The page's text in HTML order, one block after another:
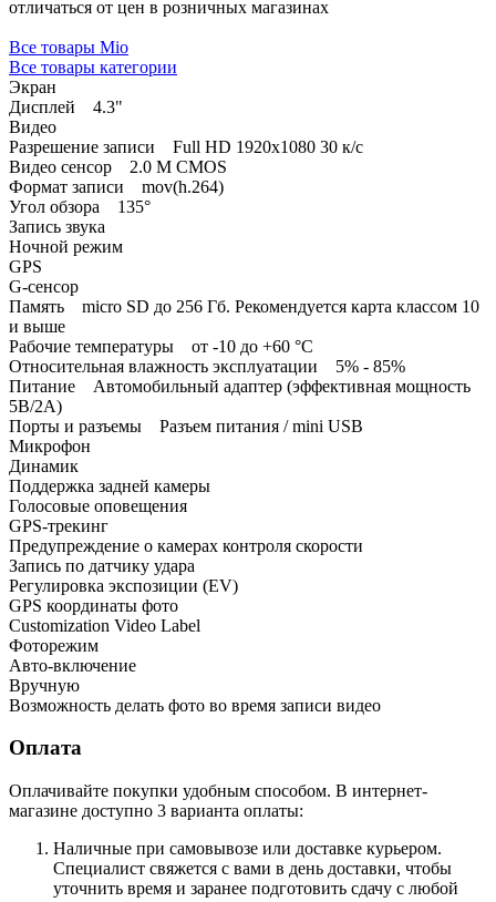
отличаться от цен в розничных магазинах
Все товары Mio
Все товары категории
Экран
Дисплей 4.3"
Видео
Разрешение записи Full HD 1920x1080 30 к/с
Видео сенсор 2.0 M CMOS
Формат записи mov(h.264)
Угол обзора 135°
Запись звука
Ночной режим
GPS
G-сенсор
Память micro SD до 256 Гб. Рекомендуется карта классом 10
и выше
Рабочие температуры от -10 до +60 °C
Относительная влажность эксплуатации 5% - 85%
Питание Автомобильный адаптер (эффективная мощность
5В/2А)
Порты и разъемы Разъем питания / mini USB
Микрофон
Динамик
Поддержка задней камеры
Голосовые оповещения
GPS-трекинг
Предупреждение о камерах контроля скорости
Запись по датчику удара
Регулировка экспозиции (EV)
GPS координаты фото
Customization Video Label
Фоторежим
Авто-включение
Вручную
Возможность делать фото во время записи видео
Оплата
Оплачивайте покупки удобным способом. В интернет-
магазине доступно 3 варианта оплаты:
Наличные при самовывозе или доставке курьером.
Специалист свяжется с вами в день доставки, чтобы
уточнить время и заранее подготовить сдачу с любой